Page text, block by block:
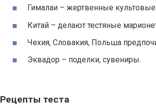
Гималаи – жертвенные
Китай – делают тестяные
Чехия, Словакия, Польша
Эквадор – поделки, сувениры.
Рецепты теста